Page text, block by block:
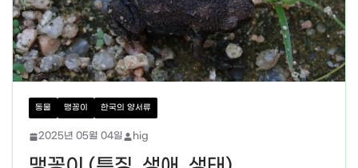
동물 맹꽁이 한국의 양서류
2025년 05월 04일 hig